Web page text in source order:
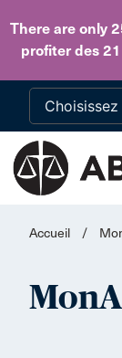
There are only
profiter des
Accueil /